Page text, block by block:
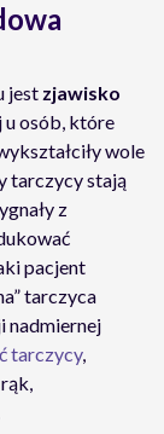
jest zjawisko
u osób, które
wole
tarczycy stają
z
pacjent
tarczyca
nadmiernej
tarczycy,